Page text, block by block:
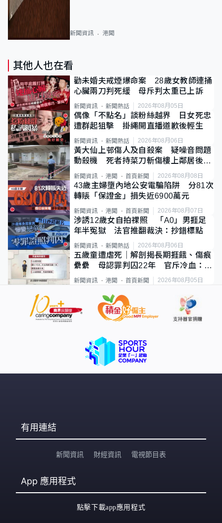
新聞資訊 港聞
其他人也在看
勸未婚夫戒煙爆命案 28歲女教師連捅
心臟兩刀判死緩 母斥判太重已上訴
新聞資訊 新聞熱話 2026年08月05日
偶像「不點名」談粉絲越界 日女死忠
遭群起狙擊 掛繩開直播道歉後輕生
新聞資訊 新聞熱話 2026年08月06日
黃大仙上邨傷人及自殺案 疑噪音問題
動殺機 死者持菜刀斬傷樓上鄰居後墮
新聞資訊 港聞 首頁新聞 2026年08月08日
43歲主婦墮內地公安電騙陷阱 分81次
轉賬「保證金」損失近6900萬元
新聞資訊 港聞 首頁新聞 2026年08月07日
涉誘12歲女自拍祼照 「A0」男捱足
年半冤獄 法官推翻裁決：抄錯標點
新聞資訊 新聞熱話 2026年08月06日
五歲童遭虐死｜解剖揭長期捱餓、傷痕
纍纍 母認罪判囚22年 官斥冷血：同
類案最惡劣
新聞資訊 港聞 首頁新聞 2026年08月05日
有用連結
新聞資訊 財經資訊 電視節目表
App 應用程式
點擊下載app應用程式